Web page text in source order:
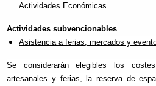
Actividades Económicas
Actividades subvencionables
Asistencia a ferias, mercados y
Se considerarán elegibles los
artesanales y ferias, la reserva de